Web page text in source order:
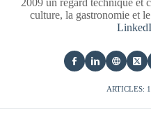
culture, la gastronomie et
ARTICLES: